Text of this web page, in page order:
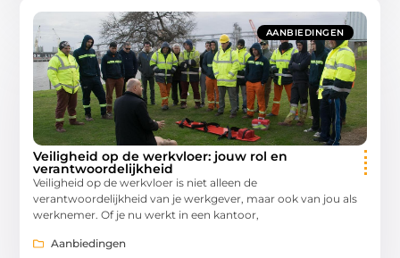
AANBIEDINGEN
Veiligheid op de werkvloer: jouw rol en
verantwoordelijkheid
Veiligheid op de werkvloer is niet alleen de
verantwoordelijkheid van je werkgever, maar ook van jou als
werknemer. Of je nu werkt in een kantoor,
Aanbiedingen